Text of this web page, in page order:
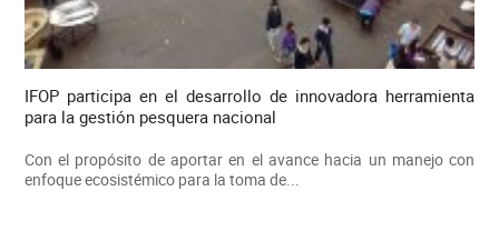
IFOP participa en el desarrollo de innovadora herramienta
para la gestión pesquera nacional
Con el propósito de aportar en el avance hacia un manejo con
enfoque ecosistémico para la toma de...